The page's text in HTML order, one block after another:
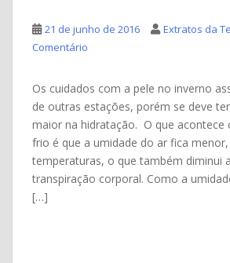
21 de junho de 2016 Extratos da
Comentário
Os cuidados com a pele no inverno
de outras estações, porém se deve
maior na hidratação. O que acontece
frio é que a umidade do ar fica
temperaturas, o que também diminui
transpiração corporal. Como a
[…]